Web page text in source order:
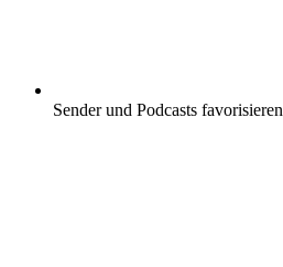
Sender und Podcasts favorisieren